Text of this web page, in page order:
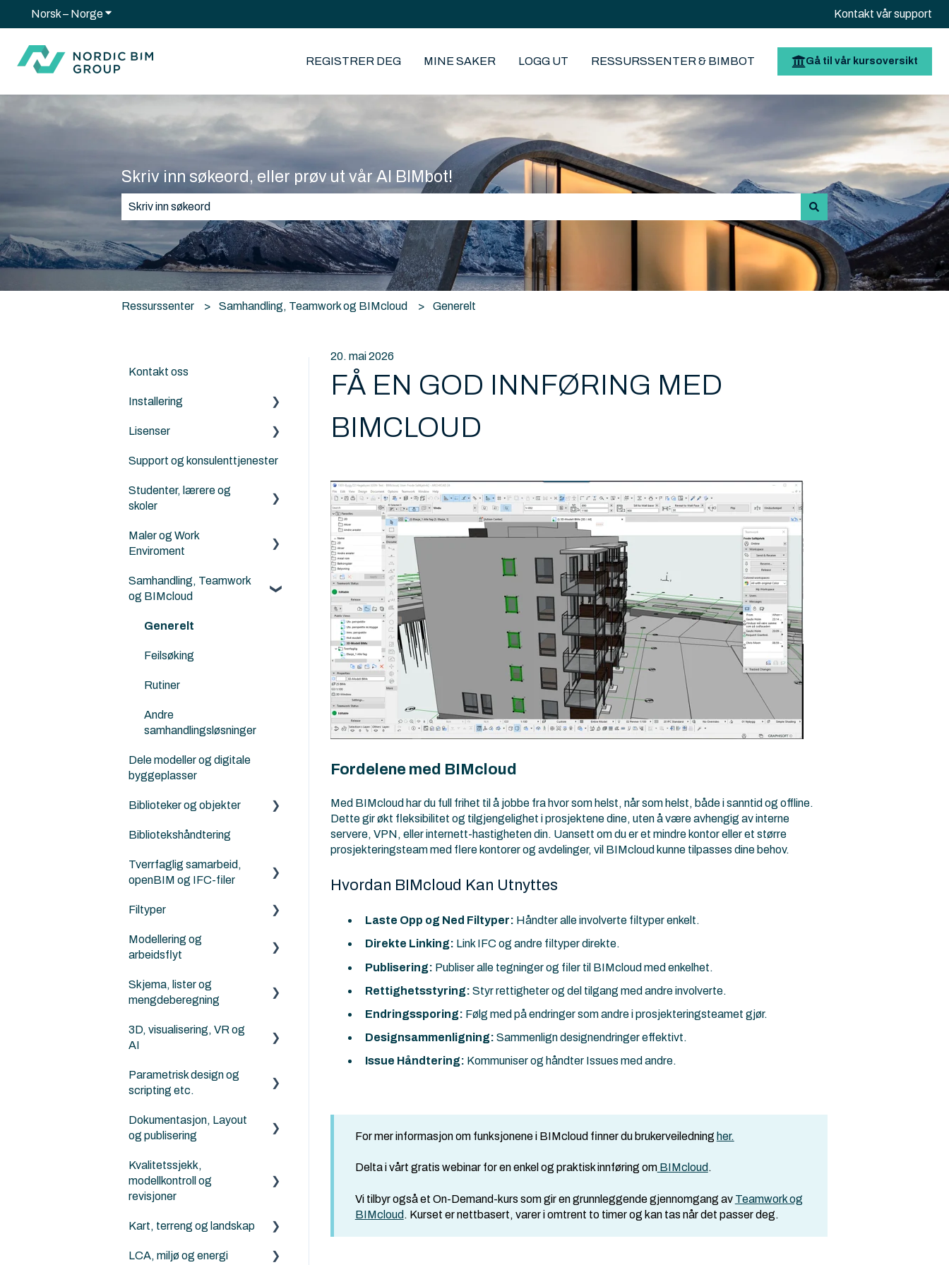
Norsk – NorgeVis undermeny for oversettelser Kontakt vår support
REGISTRER DEG MINE SAKER LOGG UT RESSURSSENTER & BIMBOT Gå til vår kursoversikt
Skriv inn søkeord, eller prøv ut vår AI BIMbot!
Det finnes ingen forslag fordi søkefeltet er tomt.
Ressurssenter Samhandling, Teamwork og BIMcloud Generelt
20. mai 2026
FÅ EN GOD INNFØRING MED
BIMCLOUD
Fordelene med BIMcloud
Med BIMcloud har du full frihet til å jobbe fra hvor som helst, når som helst, både i sanntid og offline.
Dette gir økt fleksibilitet og tilgjengelighet i prosjektene dine, uten å være avhengig av interne
servere, VPN, eller internett-hastigheten din. Uansett om du er et mindre kontor eller et større
prosjekteringsteam med flere kontorer og avdelinger, vil BIMcloud kunne tilpasses dine behov.
Hvordan BIMcloud Kan Utnyttes
Laste Opp og Ned Filtyper: Håndter alle involverte filtyper enkelt.
Direkte Linking: Link IFC og andre filtyper direkte.
Publisering: Publiser alle tegninger og filer til BIMcloud med enkelhet.
Rettighetsstyring: Styr rettigheter og del tilgang med andre involverte.
Endringssporing: Følg med på endringer som andre i prosjekteringsteamet gjør.
Designsammenligning: Sammenlign designendringer effektivt.
Issue Håndtering: Kommuniser og håndter Issues med andre.
For mer informasjon om funksjonene i BIMcloud finner du brukerveiledning her.
Delta i vårt gratis webinar for en enkel og praktisk innføring omBIMcloud .
Vi tilbyr også et On-Demand-kurs som gir en grunnleggende gjennomgang av Teamwork og
BIMcloud . Kurset er nettbasert, varer i omtrent to timer og kan tas når det passer deg.
Kontakt oss
Installering
Archicad
Nordic Tools
ArchiFrame
Architerra
Goodies for Archicad
Lisenser
Archicad
Archicad Cloud licenser
Support og konsulenttjenester
Studenter, lærere og
skoler
Archicad BIM
norsktilpasset for
Norske kurs for studenter
og terrengbehandling
Ingeniører og konstruktører
Modellsjekking og
kvalitetskontroll
Visualisering, rendering og
AI
LCA, miljø og energi
Parametrisk design og
Maler og Work
Enviroment
Maler
versjoner
Samhandling, Teamwork
og BIMcloud
Generelt
Feilsøking
Rutiner
Andre
samhandlingsløsninger
Dele modeller og digitale
byggeplasser
Biblioteker og objekter
Egendefinerte objekter
Norske tilleggs objekt-
bibiloteker
Archicad standard
Bibliotekshåndtering
Tverrfaglig samarbeid,
openBIM og IFC-filer
IFC generelt
Archicad
Solibri
IFC Viewers/Verktøy
Filtyper
PDF
Punktsky
FBX (.fbx)
.tpl and .mod etc.)
Modellering og
arbeidsflyt
Archicad
Skjema, lister og
mengdeberegning
Archicad
3D, visualisering, VR og
AI
Archicad
AI Visualizer
Parametrisk design og
scripting etc.
Python for Archicad
Rhino - Grasshopper
Dokumentasjon, Layout
og publisering
Archicad
Kvalitetssjekk,
modellkontroll og
revisjoner
Solibri
Archicad
Kart, terreng og landskap
Generelt om terreng, kart
LCA, miljø og energi